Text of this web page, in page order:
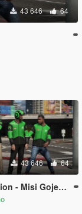
43 646 64
43 646 64
Gojek Indonesia